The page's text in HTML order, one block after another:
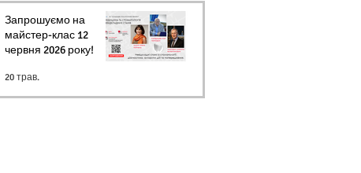
Запрошуємо на
майстер-клас 12
червня 2026 року!
20 трав.